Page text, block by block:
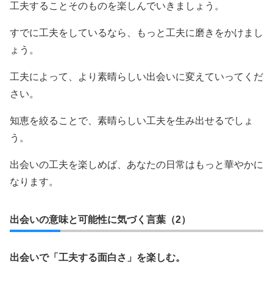
工夫することそのものを楽しんでいきましょう。
すでに工夫をしているなら、もっと工夫に磨きをかけまし
ょう。
工夫によって、より素晴らしい出会いに変えていってくだ
さい。
知恵を絞ることで、素晴らしい工夫を生み出せるでしょ
う。
出会いの工夫を楽しめば、あなたの日常はもっと華やかに
なります。
出会いの意味と可能性に気づく言葉（2）
出会いで「工夫する面白さ」を楽しむ。